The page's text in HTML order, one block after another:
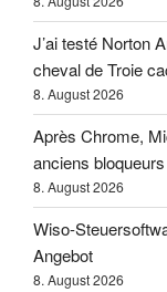
J’ai testé Norton
cheval de Troie
8. August 2026
Après Chrome,
anciens
8. August 2026
Wiso-
Angebot
8. August 2026